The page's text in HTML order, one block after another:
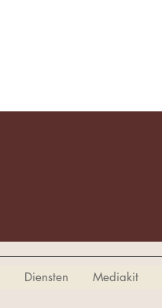
Diensten Mediakit